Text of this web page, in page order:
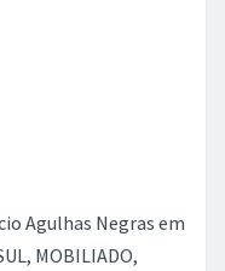
Agulhas Negras em
MOBILIADO,